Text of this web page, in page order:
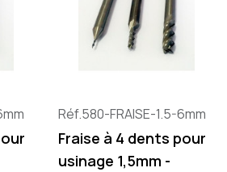
Réf.580-FRAISE-1.5-6mm
Fraise à 4 dents pour
usinage 1,5mm -